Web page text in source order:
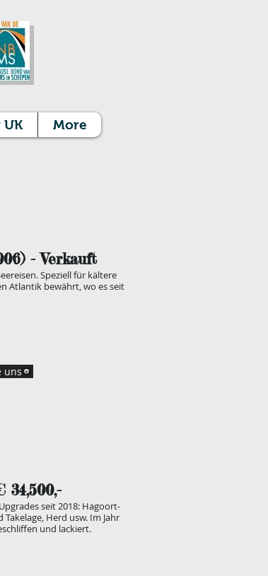
UK More
) - Verkauft
Speziell für kältere
Atlantik bewährt, wo es seit
uns
34,500,-
seit 2018: Hagoort-
Herd usw. Im Jahr
und lackiert.